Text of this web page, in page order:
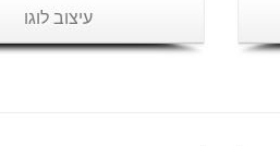
עיצוב לוגו